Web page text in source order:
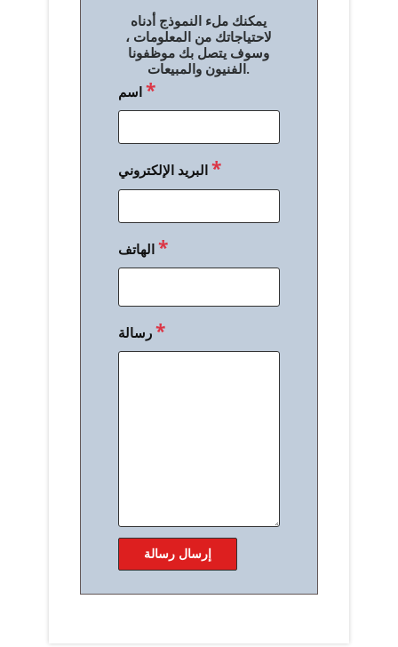
يمكنك ملء النموذج أدناه
لاحتياجاتك من المعلومات ،
وسوف يتصل بك موظفونا
الفنيون والمبيعات.
اسم*
البريد الإلكتروني*
الهاتف*
رسالة*